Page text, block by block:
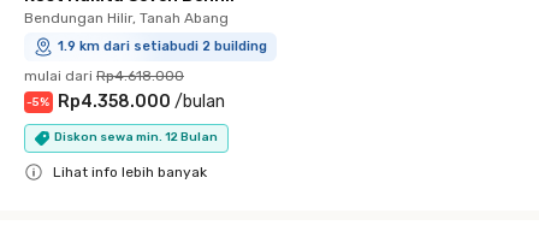
Bendungan Hilir, Tanah Abang
1.9 km dari setiabudi 2 building
mulai dari Rp4.618.000
-5% Rp4.358.000 /bulan
Diskon sewa min. 12 Bulan
Lihat info lebih banyak